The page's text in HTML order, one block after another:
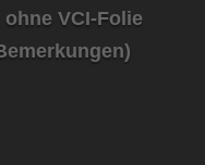
VCI-Folie